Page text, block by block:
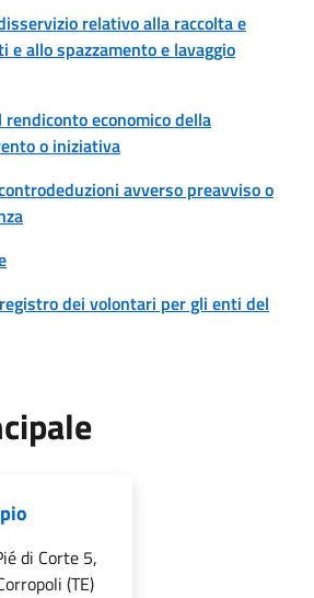
relativo alla raccolta e
allo spazzamento e lavaggio
economico della
o iniziativa
avverso preavviso o
dei volontari per gli enti del
di Corte 5,
(TE)